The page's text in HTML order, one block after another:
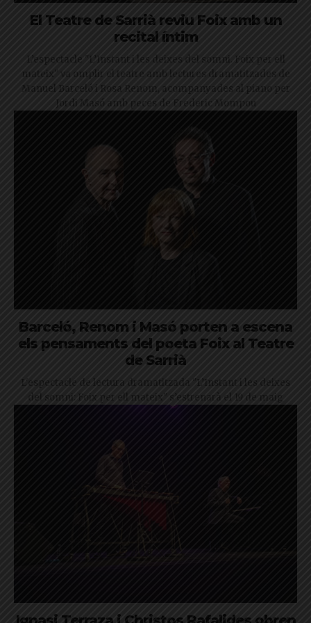
El Teatre de Sarrià reviu Foix amb un
recital íntim
L’espectacle "L’Instant i les deixes del somni. Foix per ell
mateix" va omplir el teatre amb lectures dramatitzades de
Manuel Barceló i Rosa Renom, acompanyades al piano per
Jordi Masó amb peces de Frederic Mompou
Barceló, Renom i Masó porten a escena
els pensaments del poeta Foix al Teatre
de Sarrià
L'espectacle de lectura dramatitzada "L’Instant i les deixes
del somni: Foix per ell mateix" s’estrenarà el 19 de maig